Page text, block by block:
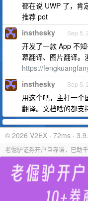
都在说 UWP 了，肯
推荐 pot
insthesky Sep 5,
开发了一款 App 不
幕翻译、图片翻译。
https://
insthesky Sep 5,
用这个吧，主打一个
翻译。文档啥的都支
© 2026 V2EX · 72ms ·
老倔驴证券开户巨靠谱，已助